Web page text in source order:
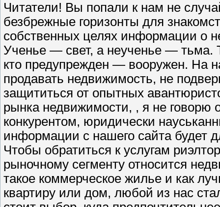
Читатели! Вы попали к нам не
безбрежные горизонты для
собственных целях информации о
Ученье — свет, а неученье — тьма.
кто предупрежден — вооружен. На
продавать недвижимость, не
защититься от опытных
рынка недвижимости, , я не говорю
конкурентом, юридически
информации с нашего сайта будет
Чтобы обратиться к услугам
рыночному сегменту относится
такое коммерческое жилье и как
квартиру или дом, любой из нас